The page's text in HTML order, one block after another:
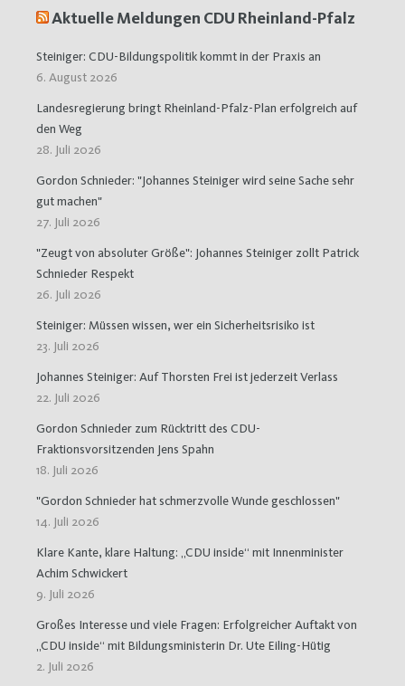
Aktuelle Meldungen CDU Rheinland-Pfalz
Steiniger: CDU-Bildungspolitik kommt in der Praxis an
6. August 2026
Landesregierung bringt Rheinland-Pfalz-Plan erfolgreich auf
den Weg
28. Juli 2026
Gordon Schnieder: "Johannes Steiniger wird seine Sache sehr
gut machen"
27. Juli 2026
"Zeugt von absoluter Größe": Johannes Steiniger zollt Patrick
Schnieder Respekt
26. Juli 2026
Steiniger: Müssen wissen, wer ein Sicherheitsrisiko ist
23. Juli 2026
Johannes Steiniger: Auf Thorsten Frei ist jederzeit Verlass
22. Juli 2026
Gordon Schnieder zum Rücktritt des CDU-
Fraktionsvorsitzenden Jens Spahn
18. Juli 2026
"Gordon Schnieder hat schmerzvolle Wunde geschlossen"
14. Juli 2026
Klare Kante, klare Haltung: „CDU inside“ mit Innenminister
Achim Schwickert
9. Juli 2026
Großes Interesse und viele Fragen: Erfolgreicher Auftakt von
„CDU inside“ mit Bildungsministerin Dr. Ute Eiling-Hütig
2. Juli 2026